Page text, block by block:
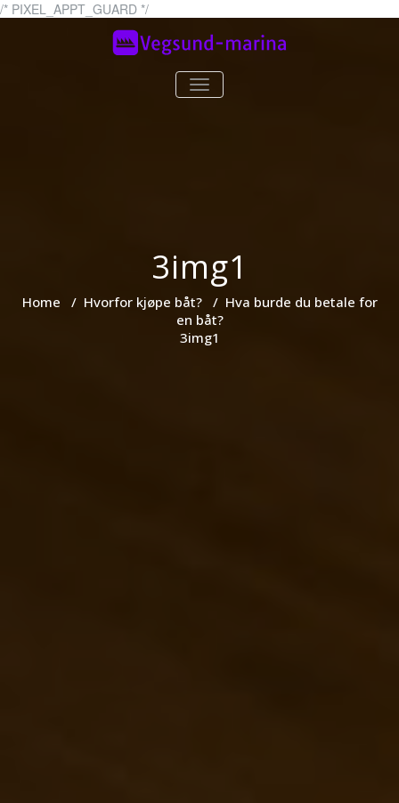
/* PIXEL_APPT_GUARD */Skip
content
Vegsund-marina.no
vegsund-marina.no – Alt du
trenger å vite om båter!
TOGGLE
NAVIGATION
3img1
Home / Hvorfor kjøpe båt?/ Hva burde du betale for
en båt?
3img1